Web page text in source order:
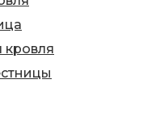
кровля